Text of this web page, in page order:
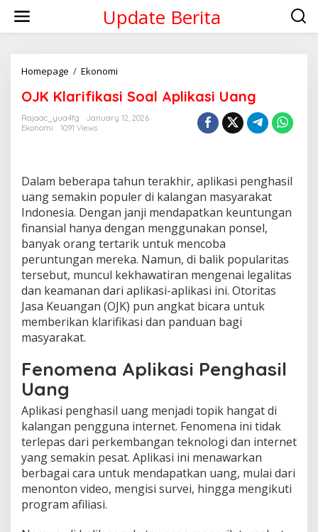
content
Update Berita
Homepage / Ekonomi
Soal
Uang
OJK Klarifikasi Soal Aplikasi Uang
Rajaac_yua4fg
January 12, 2026
Ekonomi
1091 Views
Dalam beberapa tahun terakhir, aplikasi penghasil
uang semakin populer di kalangan masyarakat
Indonesia. Dengan janji mendapatkan keuntungan
finansial hanya dengan menggunakan ponsel,
banyak orang tertarik untuk mencoba
peruntungan mereka. Namun, di balik popularitas
tersebut, muncul kekhawatiran mengenai legalitas
dan keamanan dari aplikasi-aplikasi ini. Otoritas
Jasa Keuangan (OJK) pun angkat bicara untuk
memberikan klarifikasi dan panduan bagi
masyarakat.
Fenomena Aplikasi Penghasil
Uang
Aplikasi penghasil uang menjadi topik hangat di
kalangan pengguna internet. Fenomena ini tidak
terlepas dari perkembangan teknologi dan internet
yang semakin pesat. Aplikasi ini menawarkan
berbagai cara untuk mendapatkan uang, mulai dari
menonton video, mengisi survei, hingga mengikuti
program afiliasi.